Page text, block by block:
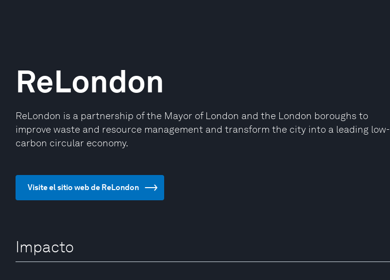
ReLondon
ReLondon is a partnership of the Mayor of London and the London boroughs to
improve waste and resource management and transform the city into a leading low-
carbon circular economy.
Visite el sitio web de ReLondon
Impacto